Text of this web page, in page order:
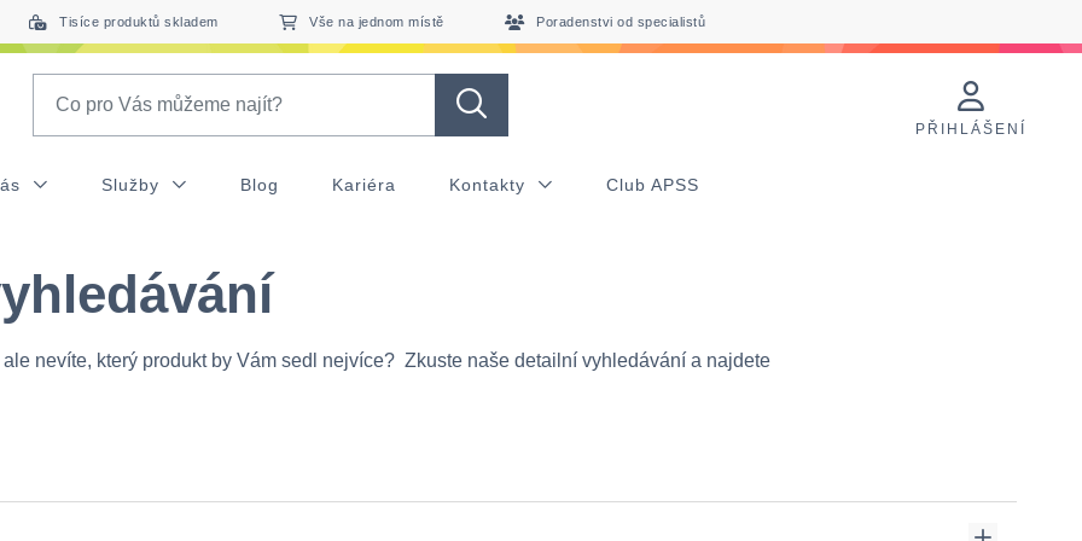
Tisíce produktů skladem Vše na jednom místě Poradenstvi od specialistů
PŘIHLÁŠENÍ
Služby Blog Kariéra Kontakty Club APSS
ale nevíte, který produkt by Vám sedl nejvíce? Zkuste naše detailní vyhledávání a najdete